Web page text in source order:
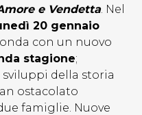
e Vendetta. Nel
20 gennaio
con un nuovo
stagione;
della storia
ostacolato
famiglie. Nuove